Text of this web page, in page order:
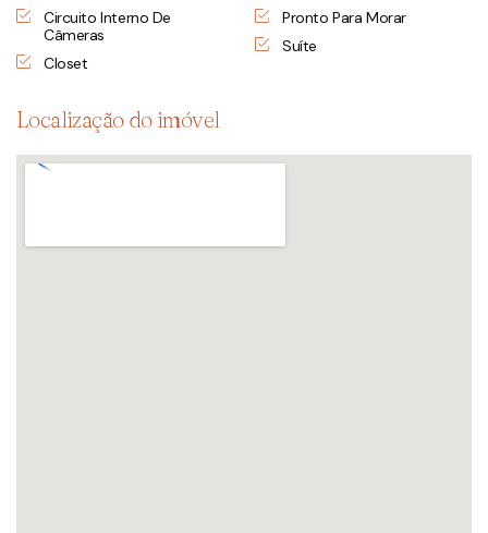
Circuito Interno De
Câmeras
Closet
Pronto Para Morar
Suíte
Localização do imóvel